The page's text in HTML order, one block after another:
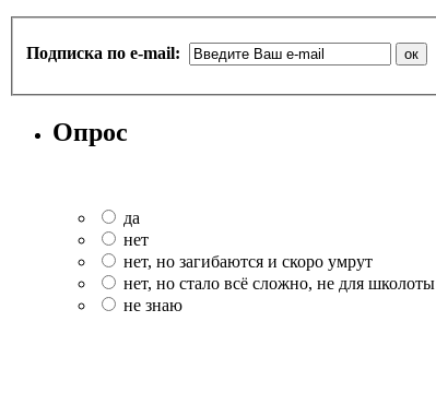
Подписка по e-mail:
Опрос
да
нет
нет, но загибаются и скоро умрут
нет, но стало всё сложно, не для школоты
не знаю